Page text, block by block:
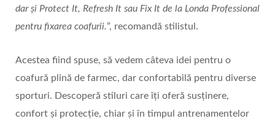
dar și Protect It, Refresh It sau Fix It de la Londa Professional
pentru fixarea coafurii.”, recomandă stilistul.
Acestea fiind spuse, să vedem câteva idei pentru o
coafură plină de farmec, dar confortabilă pentru diverse
sporturi. Descoperă stiluri care îți oferă susținere,
confort și protecție, chiar și în timpul antrenamentelor